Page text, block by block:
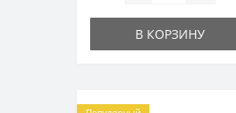
В КОРЗИНУ